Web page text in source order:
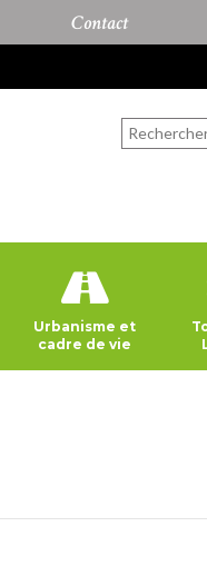
Contact
Urbanisme et
cadre de vie